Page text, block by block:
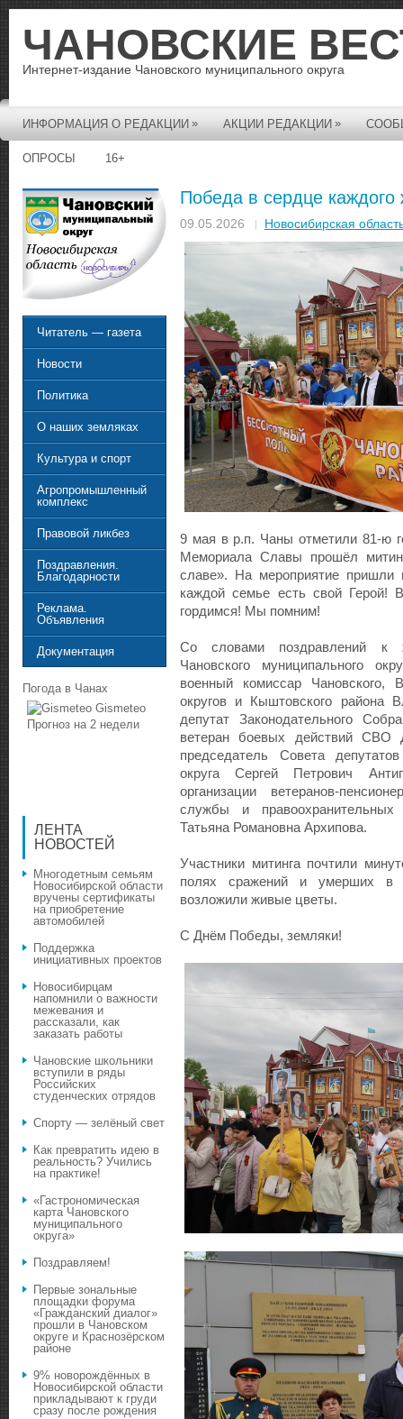
ЧАНОВСКИЕ
Интернет-издание Чановского муниципального округа
ИНФОРМАЦИЯ О РЕДАКЦИИ » АКЦИИ РЕДАКЦИИ »
ОПРОСЫ 16+
Победа в сердце каждого
09.05.2026 Новосибирская
9 мая в р.п. Чаны отметили 81-ю
Мемориала Славы прошёл
славе». На мероприятие пришли
каждой семье есть свой Герой!
гордимся! Мы помним!
Со словами поздравлений к
Чановского муниципального
военный комиссар Чановского,
округов и Кыштовского района
депутат Законодательного
ветеран боевых действий СВО
председатель Совета
округа Сергей Петрович
организации ветеранов-
службы и правоохранительных
Татьяна Романовна Архипова.
Участники митинга почтили
полях сражений и умерших в
возложили живые цветы.
С Днём Победы, земляки!
Читатель — газета
Новости
Политика
О наших земляках
Культура и спорт
Агропромышленный
комплекс
Правовой ликбез
Поздравления.
Благодарности
Реклама.
Объявления
Документация
Погода в Чанах
Gismeteo
Прогноз на 2 недели
ЛЕНТА
НОВОСТЕЙ
Многодетным семьям
Новосибирской области
вручены сертификаты
на приобретение
автомобилей
Поддержка
инициативных проектов
Новосибирцам
напомнили о важности
межевания и
рассказали, как
заказать работы
Чановские школьники
вступили в ряды
Российских
студенческих отрядов
Спорту — зелёный свет
Как превратить идею в
реальность? Учились
на практике!
«Гастрономическая
карта Чановского
муниципального
округа»
Поздравляем!
Первые зональные
площадки форума
«Гражданский диалог»
прошли в Чановском
округе и Краснозёрском
районе
9% новорождённых в
Новосибирской области
прикладывают к груди
сразу после рождения